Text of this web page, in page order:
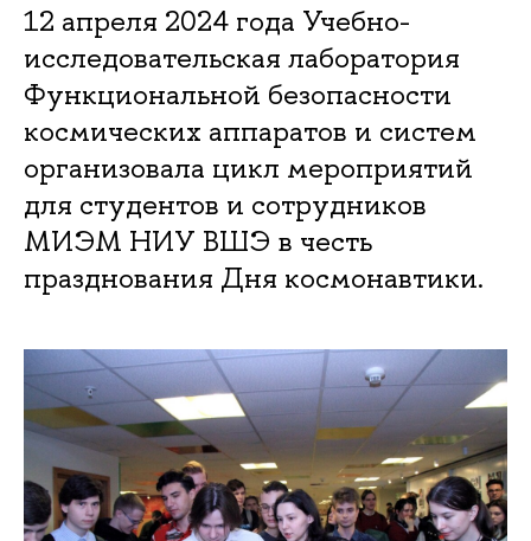
12 апреля 2024 года Учебно-
исследовательская лаборатория
Функциональной безопасности
космических аппаратов и систем
организовала цикл мероприятий
для студентов и сотрудников
МИЭМ НИУ ВШЭ в честь
празднования Дня космонавтики.